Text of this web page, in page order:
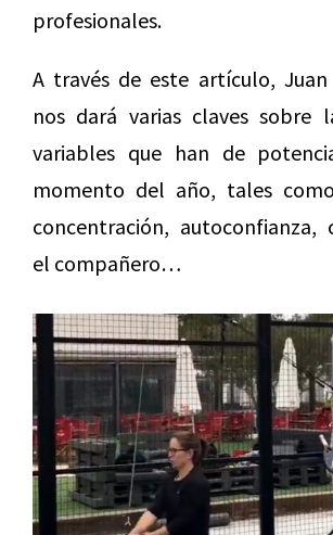
profesionales.
A través de este artículo, Juan
nos dará varias claves sobre
variables que han de
momento del año, tales
concentración, autoconfianza,
el compañero…